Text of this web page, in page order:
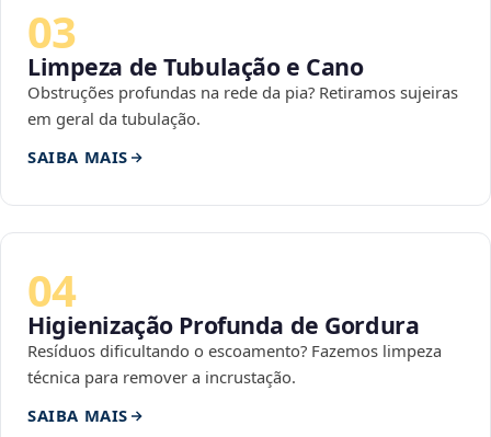
03
Limpeza de Tubulação e Cano
Obstruções profundas na rede da pia? Retiramos sujeiras
em geral da tubulação.
SAIBA MAIS
04
Higienização Profunda de Gordura
Resíduos dificultando o escoamento? Fazemos limpeza
técnica para remover a incrustação.
SAIBA MAIS